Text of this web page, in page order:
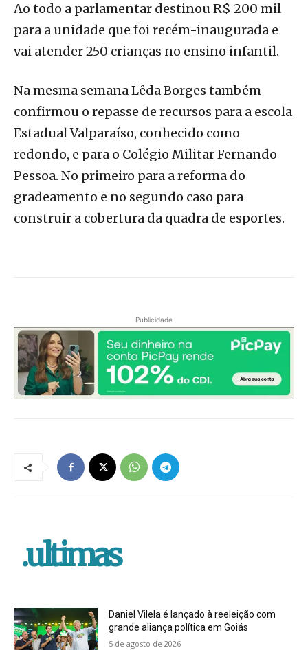
Ao todo a parlamentar destinou R$ 200 mil
para a unidade que foi recém-inaugurada e
vai atender 250 crianças no ensino infantil.
Na mesma semana Lêda Borges também
confirmou o repasse de recursos para a escola
Estadual Valparaíso, conhecido como
redondo, e para o Colégio Militar Fernando
Pessoa. No primeiro para a reforma do
gradeamento e no segundo caso para
construir a cobertura da quadra de esportes.
Publicidade
.ultimas
Daniel Vilela é lançado à reeleição com
grande aliança política em Goiás
5 de agosto de 2026